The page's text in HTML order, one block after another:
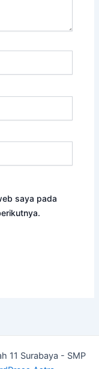
saya pada
11 Surabaya - SMP